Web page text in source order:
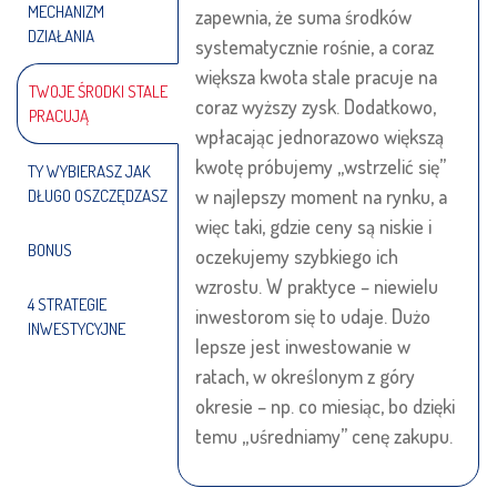
MECHANIZM
DZIAŁANIA
TWOJE ŚRODKI STALE
PRACUJĄ
TY WYBIERASZ JAK
DŁUGO OSZCZĘDZASZ
BONUS
4 STRATEGIE
INWESTYCYJNE
zapewnia, że suma środków
systematycznie rośnie, a coraz
większa kwota stale pracuje na
coraz wyższy zysk. Dodatkowo,
wpłacając jednorazowo większą
kwotę próbujemy „wstrzelić się”
w najlepszy moment na rynku, a
więc taki, gdzie ceny są niskie i
oczekujemy szybkiego ich
wzrostu. W praktyce – niewielu
inwestorom się to udaje. Dużo
lepsze jest inwestowanie w
ratach, w określonym z góry
okresie – np. co miesiąc, bo dzięki
temu „uśredniamy” cenę zakupu.